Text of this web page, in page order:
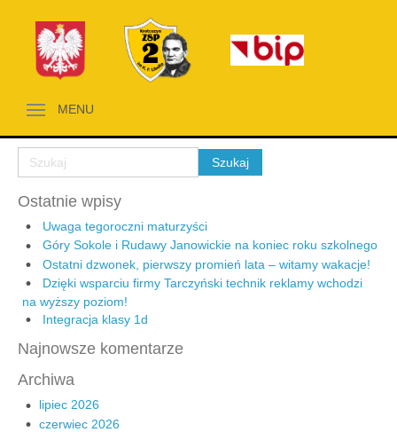
MENU
Ostatnie wpisy
Uwaga tegoroczni maturzyści
Góry Sokole i Rudawy Janowickie na koniec roku szkolnego
Ostatni dzwonek, pierwszy promień lata – witamy wakacje!
Dzięki wsparciu firmy Tarczyński technik reklamy wchodzi
na wyższy poziom!
Integracja klasy 1d
Najnowsze komentarze
Archiwa
lipiec 2026
czerwiec 2026